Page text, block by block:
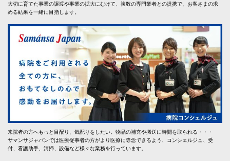
大切に育てた事業の譲渡や事業の拡大にむけて、複数の専門業者との提携で、お客さまの求
める結果を一緒に目指します。
来院者の方へもっと目配り、気配りをしたい。物品の補充や搬送に時間を取られる・・・
サマンサジャパンでは医療従事者の方がより医療に専念できるよう、コンシェルジュ、受
付、看護助手、清掃、設備など様々な業務を行っています。